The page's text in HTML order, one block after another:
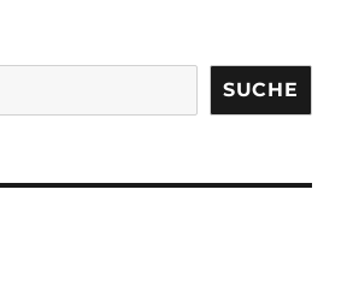
SUCHE